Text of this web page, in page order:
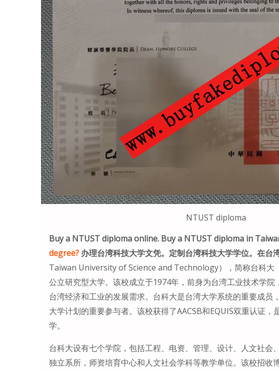
NTUST diploma
Buy a NTUST diploma online. Buy a NTUST diploma in
degree? 办理台湾科技大学文凭。定制台湾科技大学学位。在台
Taiwan University of Science and Technology），简称台科大
公立研究型大学。该校成立于1974年，前身为台湾工业技术学
台湾经济和工业的发展需求。台科大是台湾大学系统的重要成员
大学计划的重要参与者。该校获得了AACSB和EQUIS双重认证
学。
台科大设有七个学院，包括工程、电资、管理、设计、人文社会
独立系所，师资培育中心和人文社会学科等教学单位。该校招收